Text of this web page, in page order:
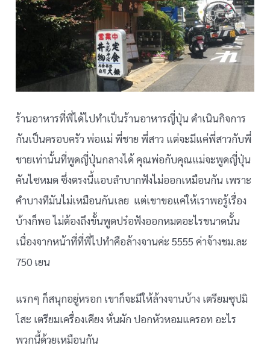
ร้านอาหารที่พี่ได้ไปทำเป็นร้านอาหารญี่ปุ่น ดำเนินกิจการ
กันเป็นครอบครัว พ่อแม่ พี่ชาย พี่สาว แต่จะมีแค่พี่สาวกับพี่
ชายเท่านั้นที่พูดญี่ปุ่นกลางได้ คุณพ่อกับคุณแม่จะพูดญี่ปุ่น
คันไซหมด ซึ่งตรงนี้แอบลำบากฟังไม่ออกเหมือนกัน เพราะ
คำบางทีมันไม่เหมือนกันเลย แต่เขาขอแค่ให้เราพอรู้เรื่อง
บ้างก็พอ ไม่ต้องถึงขั้นพูดปร๋อฟังออกหมดอะไรขนาดนั้น
เนื่องจากหน้าที่ที่พี่ไปทำคือล้างจานค่ะ 5555 ค่าจ้างชม.ละ
750 เยน
แรกๆ ก็สนุกอยู่หรอก เขาก็จะมีให้ล้างจานบ้าง เตรียมซุปมิ
โสะ เตรียมเครื่องเคียง หั่นผัก ปอกหัวหอมแครอท อะไร
พวกนี้ด้วยเหมือนกัน